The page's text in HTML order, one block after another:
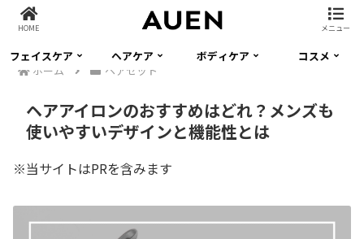
フェイスケア ヘアケア ボディケア
コスメ
ホーム
ヘアセット
ヘアアイロンのおすすめはどれ？メンズも
使いやすいデザインと機能性とは
※当サイトはPRを含みます
HOME メニュー